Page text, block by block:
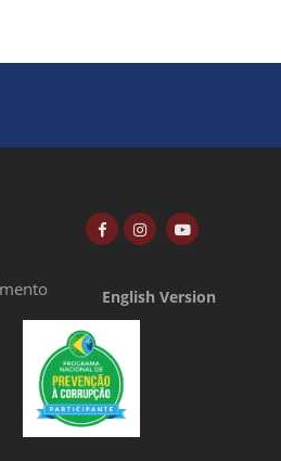
English Version